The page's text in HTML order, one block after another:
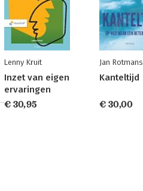
Lenny Kruit
Inzet van eigen
ervaringen
€ 30,95
Jan Rotmans
Kanteltijd
€ 30,00